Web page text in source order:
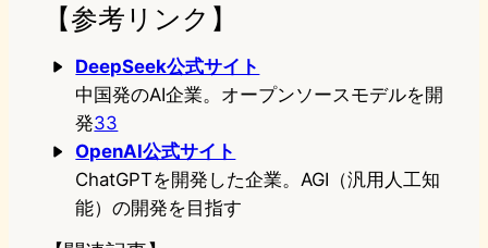
【参考リンク】
DeepSeek公式サイト
中国発のAI企業。オープンソースモデルを開
発33
OpenAI公式サイト
ChatGPTを開発した企業。AGI（汎用人工知
能）の開発を目指す